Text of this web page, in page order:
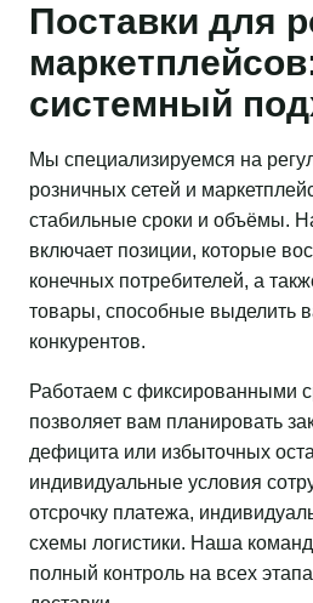
Поставки для
системный
Мы специализируемся на
розничных сетей и
стабильные сроки и объёмы.
включает позиции, которые
конечных потребителей, а
товары, способные выделить
конкурентов.
Работаем с фиксированными
позволяет вам планировать
дефицита или избыточных
индивидуальные условия
отсрочку платежа,
схемы логистики. Наша
полный контроль на всех